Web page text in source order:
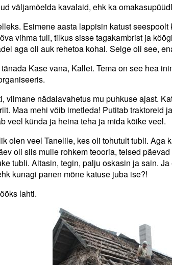
väljamõelda kavalaid, ehk ka
Esimene aasta lappisin katust
vihma tuli, tilkus sisse tagakambrist ja
aga oli auk rehetoa kohal. Selge oli see,
Kase vana, Kallet. Tema on see hea
viimane nädalavahetus mu puhkuse ajast.
Maa mehi võib imetleda! Putitab traktoreid
veel künda ja heina teha ja mida kõike veel.
olen veel Tanelile, kes oli tohutult tubli.
oli siis mulle rohkem teooria, teised
tubli. Aitasin, tegin, palju oskasin ja sain.
kunagi panen mõne katuse juba ise?!
lahti.